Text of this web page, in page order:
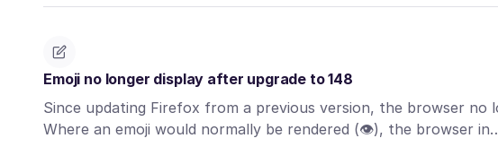
Emoji no longer display after upgrade to 148
Since updating Firefox from a previous version, the browser no
Where an emoji would normally be rendered (👁), the browser